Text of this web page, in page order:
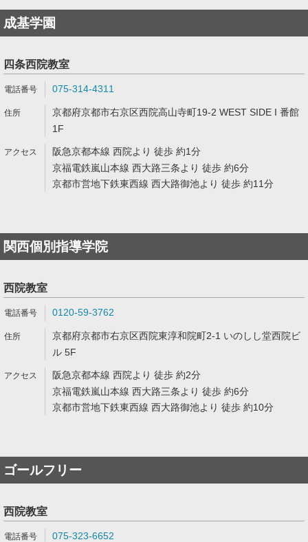
成基学園
四条西院教室
075-314-4311
京都府京都市右京区西院高山寺町19-2 WEST SIDE I 番館
1F
阪急京都本線 西院より 徒歩 約1分
京福電鉄嵐山本線 西大路三条より 徒歩 約6分
京都市営地下鉄東西線 西大路御池より 徒歩 約11分
関西個別指導学院
西院教室
0120-59-3762
京都府京都市右京区西院東淳和院町2-1 いのしし堂西院ビ
ル 5F
阪急京都本線 西院より 徒歩 約2分
京福電鉄嵐山本線 西大路三条より 徒歩 約6分
京都市営地下鉄東西線 西大路御池より 徒歩 約10分
ゴールフリー
西院教室
075-323-6652